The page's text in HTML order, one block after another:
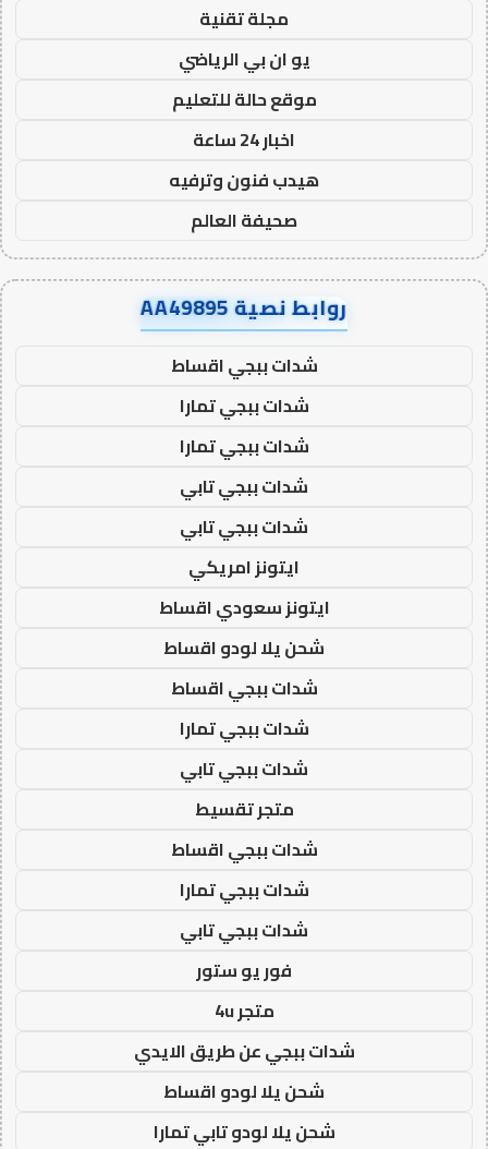
مجلة تقنية
يو ان بي الرياضي
موقع حالة للتعليم
اخبار 24 ساعة
هيدب فنون وترفيه
صحيفة العالم
روابط نصية AA49895
شدات ببجي اقساط
شدات ببجي تمارا
شدات ببجي تمارا
شدات ببجي تابي
شدات ببجي تابي
ايتونز امريكي
ايتونز سعودي اقساط
شحن يلا لودو اقساط
شدات ببجي اقساط
شدات ببجي تمارا
شدات ببجي تابي
متجر تقسيط
شدات ببجي اقساط
شدات ببجي تمارا
شدات ببجي تابي
فور يو ستور
متجر 4u
شدات ببجي عن طريق الايدي
شحن يلا لودو اقساط
شحن يلا لودو تابي تمارا